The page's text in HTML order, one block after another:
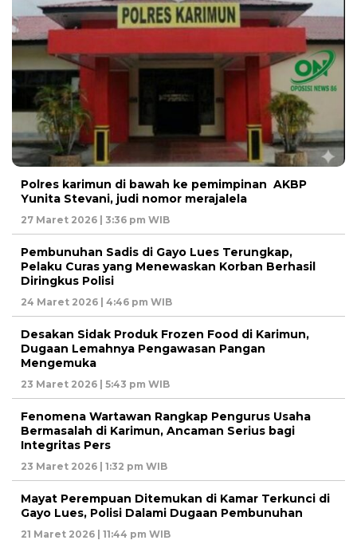
Polres karimun di bawah ke pemimpinan AKBP
Yunita Stevani, judi nomor merajalela
27 Maret 2026 | 3:36 pm WIB
Pembunuhan Sadis di Gayo Lues Terungkap,
Pelaku Curas yang Menewaskan Korban Berhasil
Diringkus Polisi
24 Maret 2026 | 4:46 pm WIB
Desakan Sidak Produk Frozen Food di Karimun,
Dugaan Lemahnya Pengawasan Pangan
Mengemuka
23 Maret 2026 | 5:43 pm WIB
Fenomena Wartawan Rangkap Pengurus Usaha
Bermasalah di Karimun, Ancaman Serius bagi
Integritas Pers
23 Maret 2026 | 1:32 pm WIB
Mayat Perempuan Ditemukan di Kamar Terkunci di
Gayo Lues, Polisi Dalami Dugaan Pembunuhan
21 Maret 2026 | 11:44 pm WIB